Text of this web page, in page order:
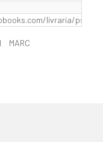
livraria/
MARC